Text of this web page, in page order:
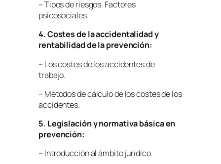
– Tipos de riesgos. Factores
psicosociales.
4. Costes de la accidentalidad y
rentabilidad de la prevención:
– Los costes de los accidentes de
trabajo.
– Métodos de cálculo de los costes de los
accidentes.
5. Legislación y normativa básica en
prevención:
– Introducción al ámbito jurídico.